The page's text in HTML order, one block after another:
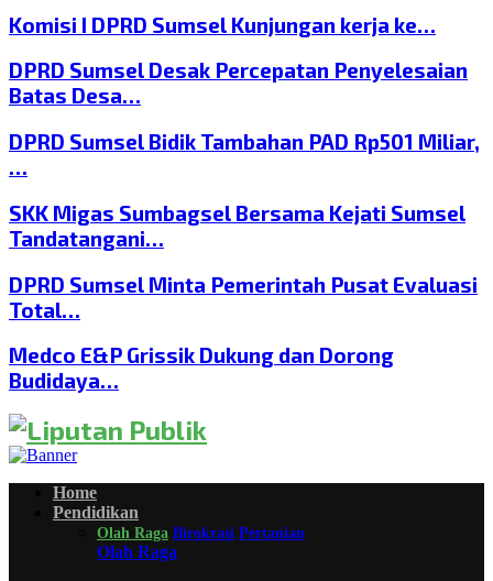
Komisi I DPRD Sumsel Kunjungan kerja ke…
DPRD Sumsel Desak Percepatan Penyelesaian
Batas Desa…
DPRD Sumsel Bidik Tambahan PAD Rp501 Miliar,
…
SKK Migas Sumbagsel Bersama Kejati Sumsel
Tandatangani…
DPRD Sumsel Minta Pemerintah Pusat Evaluasi
Total…
Medco E&P Grissik Dukung dan Dorong
Budidaya…
Home
Pendidikan
Olah Raga Birokrasi Pertanian
Olah Raga